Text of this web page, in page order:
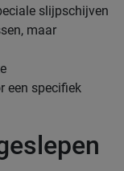
slijpschijven
maar
een specifiek